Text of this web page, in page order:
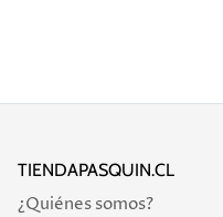
TIENDAPASQUIN.CL
¿Quiénes somos?